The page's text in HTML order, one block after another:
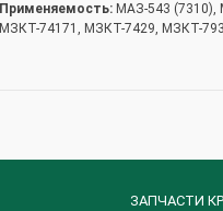
Применяемость: МАЗ-543 (7310),
МЗКТ-74171, МЗКТ-7429, МЗКТ-
ЗАПЧАСТИ